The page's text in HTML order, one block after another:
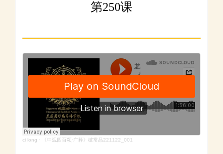
第250课
ci long · 《中观四百颂·广释》破常品221122_001